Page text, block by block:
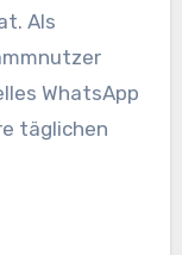
Als
WhatsApp
täglichen